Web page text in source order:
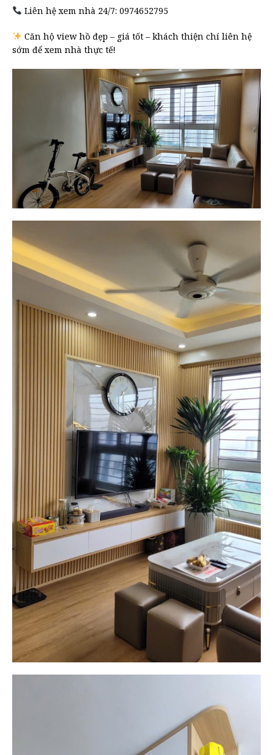
Liên hệ xem nhà 24/7: 0974652795
Căn hộ view hồ đẹp – giá tốt – khách thiện chí liên hệ
sớm để xem nhà thực tế!